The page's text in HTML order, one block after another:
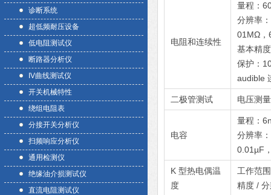
诊断系统
超低频耐压设备
低电阻测试仪
断路器分析仪
IV曲线测试仪
开关机械特性
绕组电阻表
分接开关分析仪
扫频响应分析仪
通用检测仪
绝缘油介损测试仪
直流电阻测试仪
电阻和连续性
量程：
分辨率
01MΩ，
基本精
保护：
audible
二极管测试 电压测
电容
量程：
分辨率
0.01µF
K 型热电偶温
度
工作范
精度 /